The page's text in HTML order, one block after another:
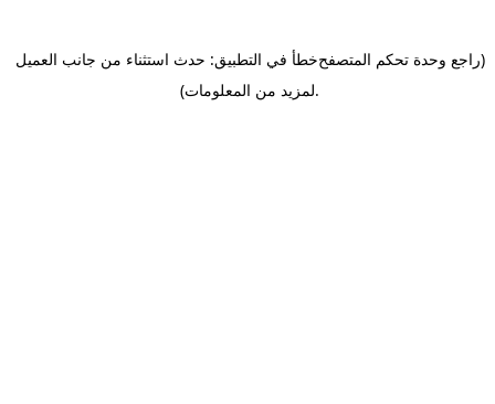
خطأ في التطبيق: حدث استثناء من جانب العميل(راجع وحدة تحكم المتصفح
لمزيد من المعلومات).